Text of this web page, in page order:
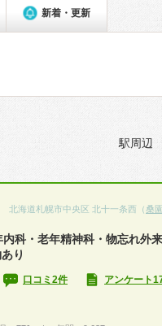
新着・更新
駅周辺
北海道札幌市中央区 北十一条西（桑
科・老年精神科・物忘れ外来
り
口コミ2件 アンケート